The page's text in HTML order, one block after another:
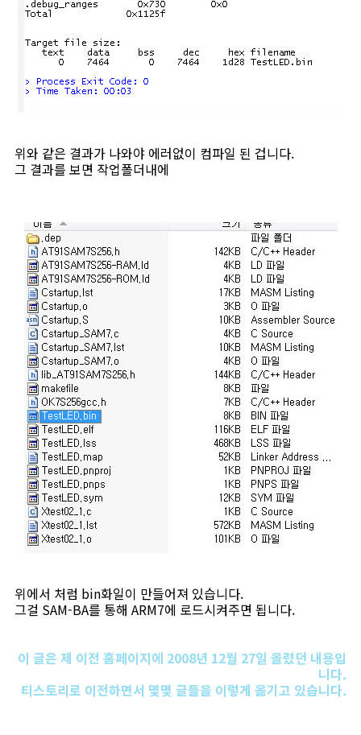
위와 같은 결과가 나와야 에러없이 컴파일 된 겁니다.
그 결과를 보면 작업폴더내에
위에서 처럼 bin화일이 만들어져 있습니다.
그걸 SAM-BA를 통해 ARM7에 로드시켜주면 됩니다.
이 글은 제 이전 홈페이지에 2008년 12월 27일 올렸던 내용입
니다.
티스토리로 이전하면서 몇몇 글들을 이렇게 옮기고 있습니다.